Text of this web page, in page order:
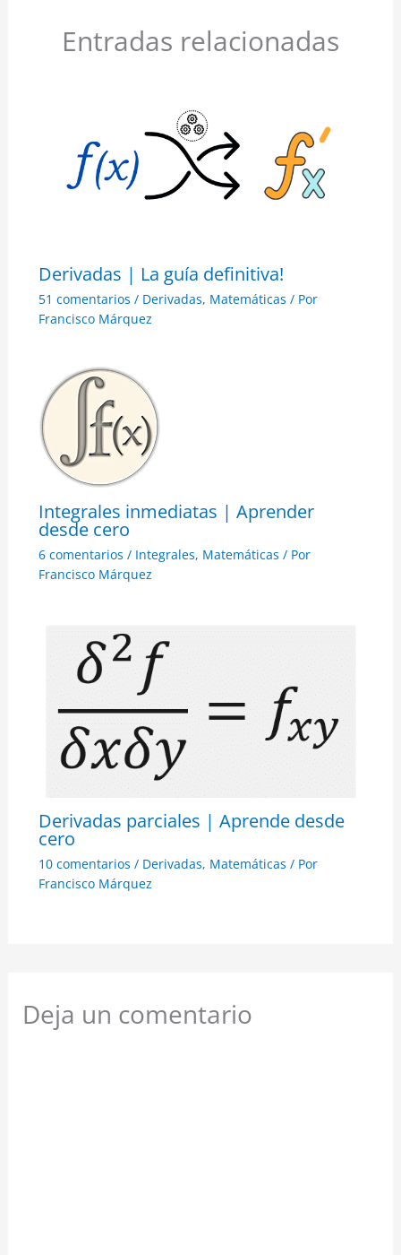
Entradas relacionadas
Derivadas | La guía definitiva!
51 comentarios / Derivadas, Matemáticas / Por
Francisco Márquez
Integrales inmediatas | Aprender
desde cero
6 comentarios / Integrales, Matemáticas / Por
Francisco Márquez
Derivadas parciales | Aprende desde
cero
10 comentarios / Derivadas, Matemáticas / Por
Francisco Márquez
Deja un comentario